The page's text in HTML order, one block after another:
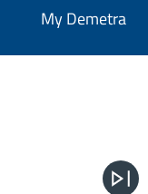
My Demetra